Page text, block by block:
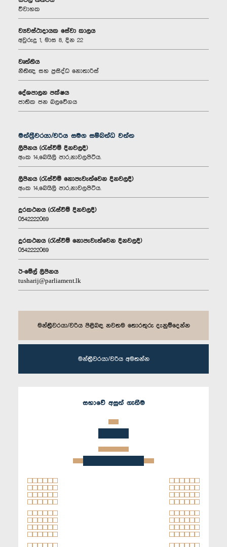
විවාහක
ව්‍යවස්ථාදායක සේවා කාලය
අවුරුදු 1, මාස 8, දින 22
වෘත්තිය
නීතිඥ සහ ප්‍රසිද්ධ නොතාරිස්
දේශපාලන පක්ෂය
ජාතික ජන බලවේගය
මන්ත්‍රීවරයා/වරිය සමග සම්බන්ධ වන්න
ලිපිනය (රැස්වීම් දිනවලදී)
අංක 14,බෙයිලි පාර,නාවලපිටිය.
ලිපිනය (රැස්වීම් නොපැවැත්වෙන දිනවලදී)
අංක 14,බෙයිලි පාර,නාවලපිටිය.
දුරකථනය (රැස්වීම් දිනවලදී)
0542222069
දුරකථනය (රැස්වීම් නොපැවැත්වෙන දිනවලදී)
0542222069
ඊ-මේල් ලිපිනය
tusharij@parliament.lk
මන්ත්‍රීවරයා/වරිය පිළිබඳ නවතම තොරතුරු දැනුම්දෙන්න
මන්ත්‍රීවරයා/වරිය අමතන්න
සභාවේ අසුන් ගැනීම